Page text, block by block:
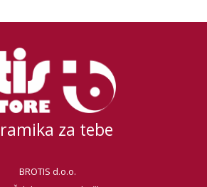
za tebe
BROTIS d.o.o.